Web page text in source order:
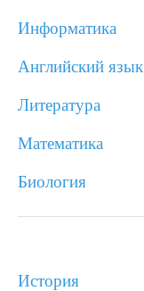
Информатика
Английский язык
Литература
Математика
Биология
История